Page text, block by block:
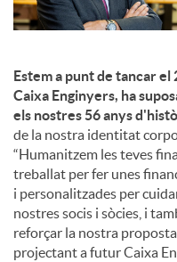
o
n
t
i
Estem a punt de tancar el
Caixa Enginyers, ha
els nostres 56 anys
de la nostra identitat
“Humanitzem les teves
treballat per fer unes
i personalitzades per
nostres socis i sòcies, i
reforçar la nostra
projectant a futur Caixa